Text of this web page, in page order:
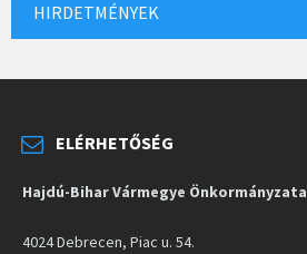
HIRDETMÉNYEK
ELÉRHETŐSÉG
Hajdú-Bihar Vármegye Önkormányzata
4024 Debrecen, Piac u. 54.